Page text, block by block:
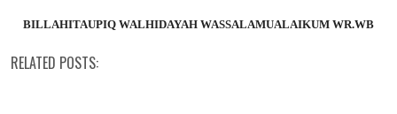
BILLAHITAUPIQ WALHIDAYAH WASSALAMUALAIKUM WR.WB
RELATED POSTS: